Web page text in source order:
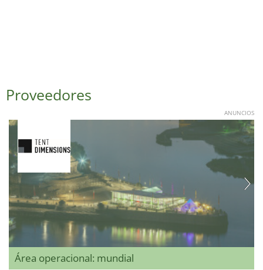
Proveedores
ANUNCIOS
Área operacional: mundial